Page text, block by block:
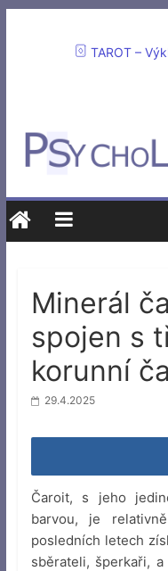
TAROT –
Minerál
spojen s
korunní
29.4.2025
Čaroit, s jeho
barvou, je
posledních letech
sběrateli, šperkaři,